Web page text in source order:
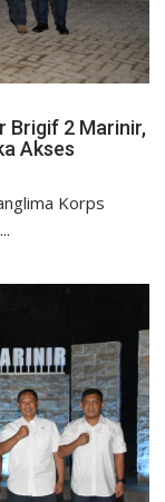
Brigif 2 Marinir,
Akses
Korps